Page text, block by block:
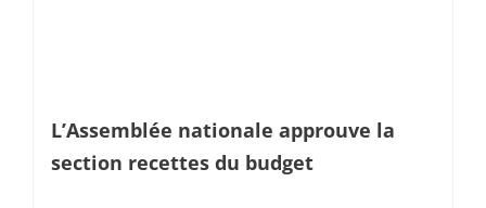
L’Assemblée nationale approuve la
section recettes du budget